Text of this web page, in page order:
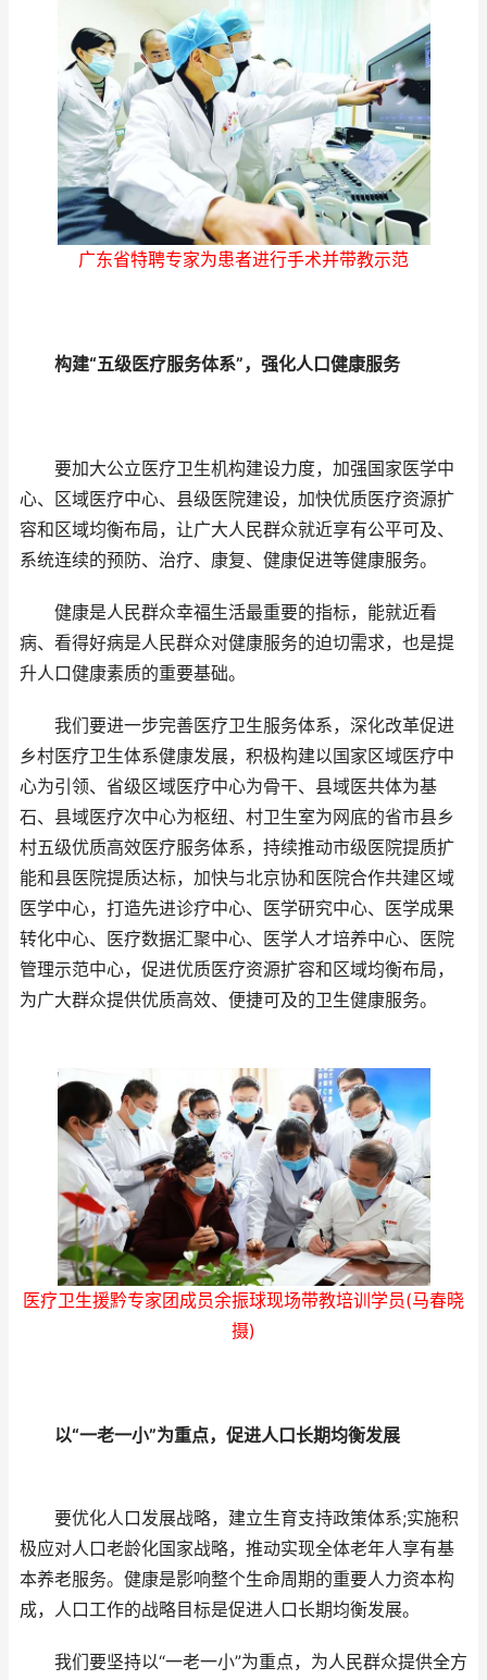
广东省特聘专家为患者进行手术并带教示范
构建“五级医疗服务体系”，强化人口健康服务
要加大公立医疗卫生机构建设力度，加强国家医学中
心、区域医疗中心、县级医院建设，加快优质医疗资源扩
容和区域均衡布局，让广大人民群众就近享有公平可及、
系统连续的预防、治疗、康复、健康促进等健康服务。
健康是人民群众幸福生活最重要的指标，能就近看
病、看得好病是人民群众对健康服务的迫切需求，也是提
升人口健康素质的重要基础。
我们要进一步完善医疗卫生服务体系，深化改革促进
乡村医疗卫生体系健康发展，积极构建以国家区域医疗中
心为引领、省级区域医疗中心为骨干、县域医共体为基
石、县域医疗次中心为枢纽、村卫生室为网底的省市县乡
村五级优质高效医疗服务体系，持续推动市级医院提质扩
能和县医院提质达标，加快与北京协和医院合作共建区域
医学中心，打造先进诊疗中心、医学研究中心、医学成果
转化中心、医疗数据汇聚中心、医学人才培养中心、医院
管理示范中心，促进优质医疗资源扩容和区域均衡布局，
为广大群众提供优质高效、便捷可及的卫生健康服务。
医疗卫生援黔专家团成员余振球现场带教培训学员(马春晓
摄)
以“一老一小”为重点，促进人口长期均衡发展
要优化人口发展战略，建立生育支持政策体系;实施积
极应对人口老龄化国家战略，推动实现全体老年人享有基
本养老服务。健康是影响整个生命周期的重要人力资本构
成，人口工作的战略目标是促进人口长期均衡发展。
我们要坚持以“一老一小”为重点，为人民群众提供全方